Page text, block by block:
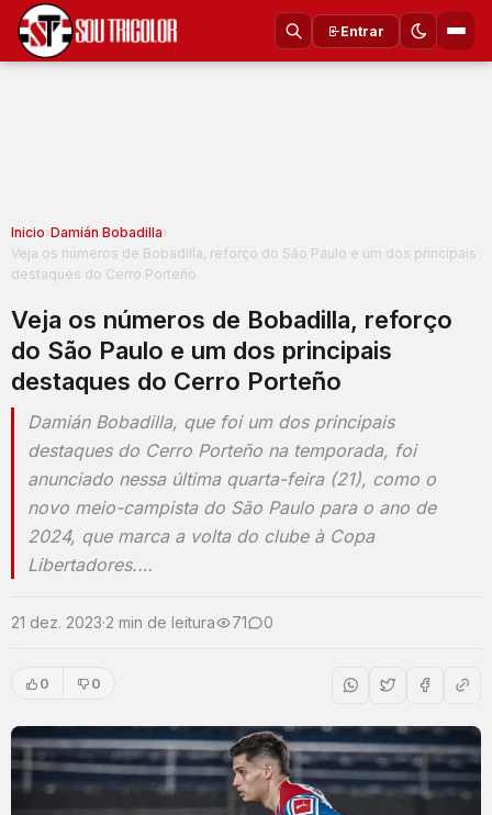
Entrar
Inicio›Damián Bobadilla›
Veja os números de Bobadilla, reforço do São Paulo e um dos principais
destaques do Cerro Porteño
Veja os números de Bobadilla, reforço
do São Paulo e um dos principais
destaques do Cerro Porteño
Damián Bobadilla, que foi um dos principais
destaques do Cerro Porteño na temporada, foi
anunciado nessa última quarta-feira (21), como o
novo meio-campista do São Paulo para o ano de
2024, que marca a volta do clube à Copa
Libertadores.…
21 dez. 2023·2 min de leitura 71 0
0 0